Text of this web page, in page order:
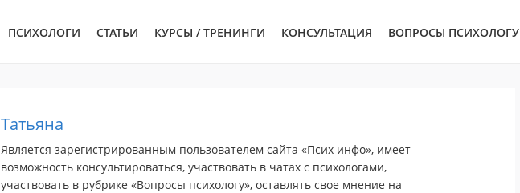
ПСИХОЛОГИ СТАТЬИ КУРСЫ / ТРЕНИНГИ КОНСУЛЬТАЦИЯ ВОПРОСЫ ПСИХОЛОГУ
Татьяна
Является зарегистрированным пользователем сайта «Псих инфо», имеет
возможность консультироваться, участвовать в чатах с психологами,
участвовать в рубрике «Вопросы психологу», оставлять свое мнение на